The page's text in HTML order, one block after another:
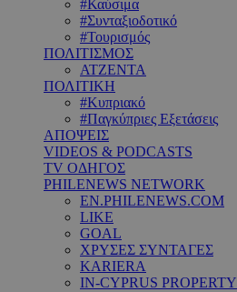
#Καύσιμα
#Συνταξιοδοτικό
#Τουρισμός
ΠΟΛΙΤΙΣΜΟΣ
ΑΤΖΕΝΤΑ
ΠΟΛΙΤΙΚΗ
#Κυπριακό
#Παγκύπριες Εξετάσεις
ΑΠΟΨΕΙΣ
VIDEOS & PODCASTS
TV ΟΔΗΓΟΣ
PHILENEWS NETWORK
EN.PHILENEWS.COM
LIKE
GOAL
ΧΡΥΣΕΣ ΣΥΝΤΑΓΕΣ
KARIERA
IN-CYPRUS PROPERTY